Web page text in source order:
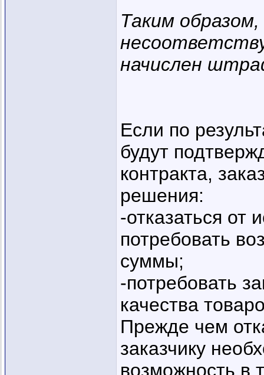
Таким
начислен
Если по
будут
контракта,
решения:
-отказаться от
потребовать
суммы;
-потребовать
качества
Прежде чем
заказчику
возможность в